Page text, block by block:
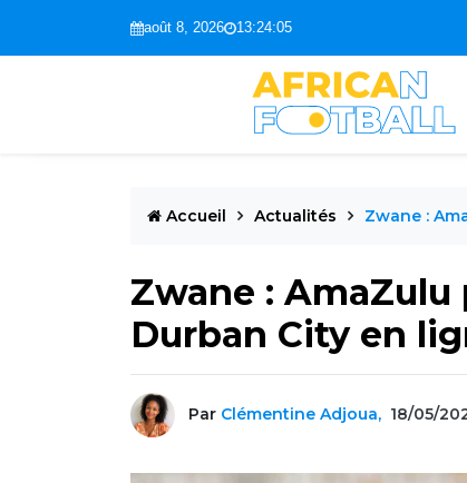
août 8, 2026 13:24:07
Accueil Actualités Zwane :
Zwane :
Durban City en
Par Clémentine Adjoua, 18/05/